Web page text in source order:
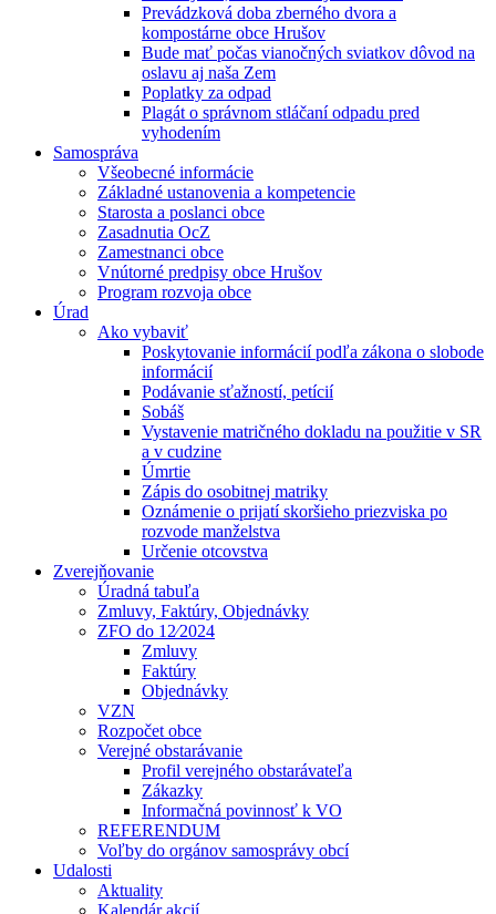
Prevádzková doba zberného dvora a
kompostárne obce Hrušov
Bude mať počas vianočných sviatkov dôvod na
oslavu aj naša Zem
Poplatky za odpad
Plagát o správnom stláčaní odpadu pred
vyhodením
Samospráva
Všeobecné informácie
Základné ustanovenia a kompetencie
Starosta a poslanci obce
Zasadnutia OcZ
Zamestnanci obce
Vnútorné predpisy obce Hrušov
Program rozvoja obce
Úrad
Ako vybaviť
Poskytovanie informácií podľa zákona o slobode
informácií
Podávanie sťažností, petícií
Sobáš
Vystavenie matričného dokladu na použitie v SR
a v cudzine
Úmrtie
Zápis do osobitnej matriky
Oznámenie o prijatí skoršieho priezviska po
rozvode manželstva
Určenie otcovstva
Zverejňovanie
Úradná tabuľa
Zmluvy, Faktúry, Objednávky
ZFO do 12⁄2024
Zmluvy
Faktúry
Objednávky
VZN
Rozpočet obce
Verejné obstarávanie
Profil verejného obstarávateľa
Zákazky
Informačná povinnosť k VO
REFERENDUM
Voľby do orgánov samosprávy obcí
Udalosti
Aktuality
Kalendár akcií